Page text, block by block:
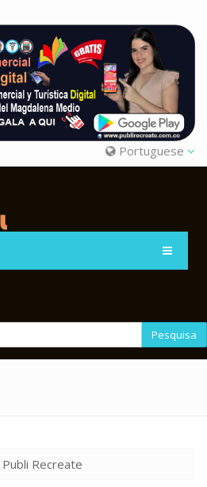
Portuguese
Pesquisa
Publi Recreate